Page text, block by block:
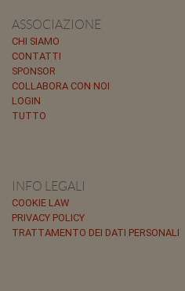
ASSOCIAZIONE
CHI SIAMO
CONTATTI
SPONSOR
COLLABORA CON NOI
LOGIN
TUTTO
INFO LEGALI
COOKIE LAW
PRIVACY POLICY
TRATTAMENTO DEI DATI PERSONALI